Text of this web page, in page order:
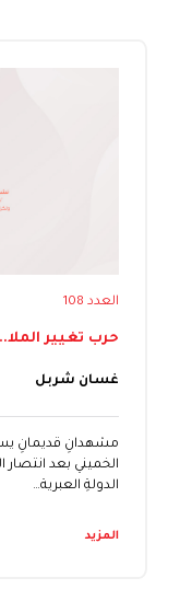
العدد 108
حرب تغيير
غسان شربل
مشهدانِ قديمانِ
الخميني بعد انتصار
الدولةِ العبرية…
المزيد